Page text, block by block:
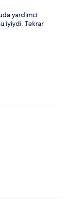
yardımcı
iyiydi. Tekrar